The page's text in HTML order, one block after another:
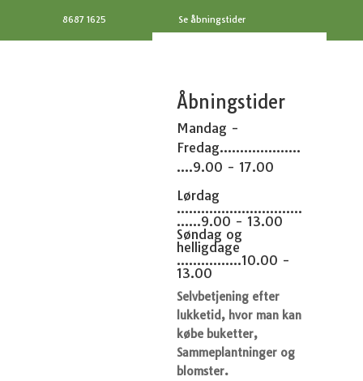
8687 1625 Se åbningstider
Åbningstider
Mandag -
Fredag....................
....9.00 - 17.00
Lørdag
...............................
......9.00 - 13.00
Søndag og
helligdage
................10.00 -
13.00
Selvbetjening efter
lukketid, hvor man kan
købe buketter,
Sammeplantninger og
blomster.